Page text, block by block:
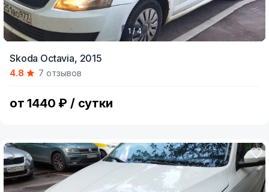
of
1 / 4
Skoda Octavia, 2015
4.8 7 отзывов
от 1440 ₽ / сутки